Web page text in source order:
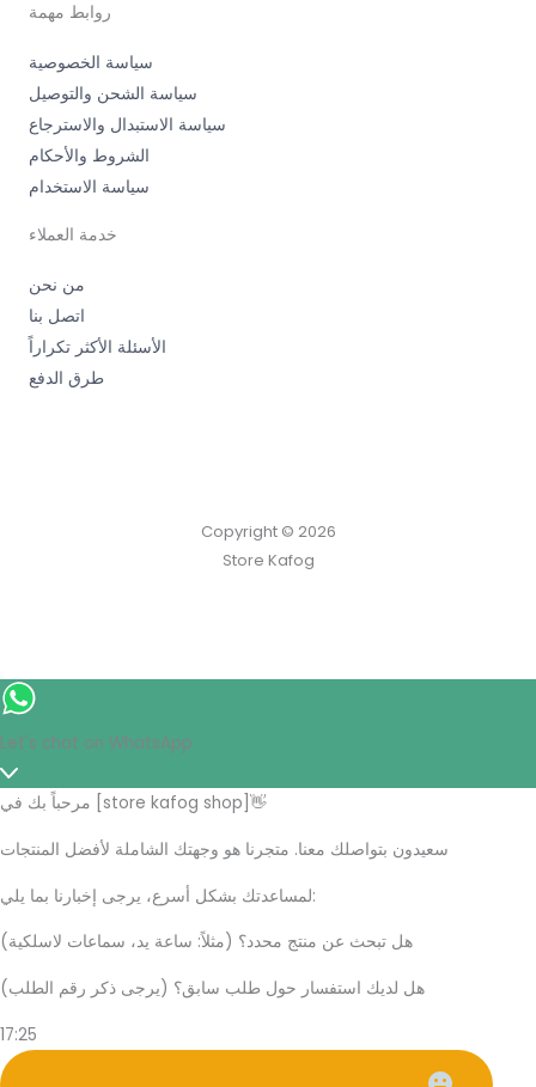
روابط مهمة
سياسة الخصوصية
سياسة الشحن والتوصيل
سياسة الاستبدال والاسترجاع
الشروط والأحكام
سياسة الاستخدام
خدمة العملاء
من نحن
اتصل بنا
الأسئلة الأكثر تكراراً
طرق الدفع
Copyright © 2026
Store Kafog
Let's chat on WhatsApp
مرحباً بك في [store kafog shop]👋
سعيدون بتواصلك معنا. متجرنا هو وجهتك الشاملة لأفضل المنتجات
لمساعدتك بشكل أسرع، يرجى إخبارنا بما يلي:
هل تبحث عن منتج محدد؟ (مثلاً: ساعة يد، سماعات لاسلكية)
هل لديك استفسار حول طلب سابق؟ (يرجى ذكر رقم الطلب)
17:25